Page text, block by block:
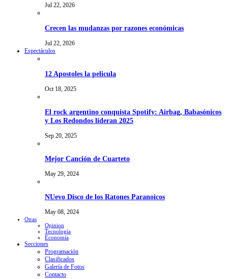
Jul 22, 2026
Crecen las mudanzas por razones económicas
Jul 22, 2026
Espectáculos
12 Apostoles la pelicula
Oct 18, 2025
El rock argentino conquista Spotify: Airbag, Babasónicos
y Los Redondos lideran 2025
Sep 20, 2025
Mejor Canción de Cuarteto
May 29, 2024
NUevo Disco de los Ratones Paranoicos
May 08, 2024
Otras
Opinion
Tecnología
Economía
Secciones
Programación
Clasificados
Galería de Fotos
Contacto